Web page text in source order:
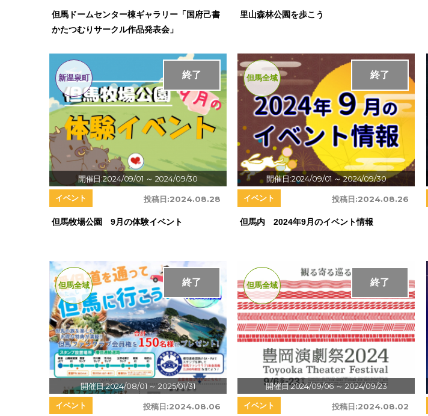
但馬ドームセンター棟ギャラリー「国府己書
かたつむりサークル作品発表会」
里山森林公園を歩こう
開催日:2024/09/01 ～ 2024/09/30
終了
新温泉町
投稿日:2024.08.28
イベント
但馬牧場公園 9月の体験イベント
開催日:2024/09/01 ～ 2024/09/30
終了
但馬全域
投稿日:2024.08.26
イベント
但馬内 2024年9月のイベント情報
開催日:2024/08/01 ～ 2025/01/31
終了
但馬全域
投稿日:2024.08.06
イベント
開催日:2024/09/06～ 2024/09/23
終了
但馬全域
投稿日:2024.08.02
イベント